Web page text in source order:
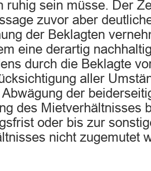
ruhig sein müsse. Der
zuvor aber
der Beklagten
eine derartig
durch die Beklagte
aller
der
des Mietverhältnisses
oder bis zur
nicht zugemutet